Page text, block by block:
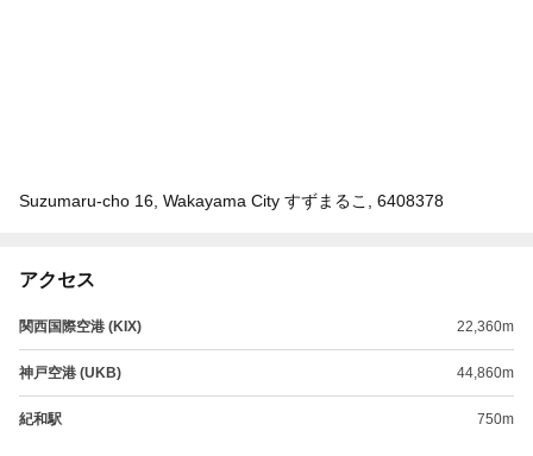
Suzumaru-cho 16, Wakayama City すずまるこ, 6408378
アクセス
関西国際空港 (KIX) 22,360m
神戸空港 (UKB) 44,860m
紀和駅 750m